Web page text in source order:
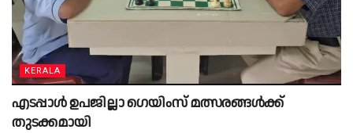
KERALA
എടപ്പാൾ ഉപജില്ലാ ഗെയിംസ് മത്സരങ്ങൾക്ക്
തുടക്കമായി